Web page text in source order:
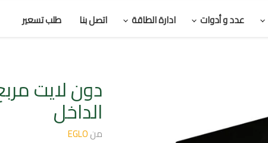
عدد و أدوات ادارة الطاقة اتصل بنا طلب تسعير
دون لايت
الداخل
منEGLO